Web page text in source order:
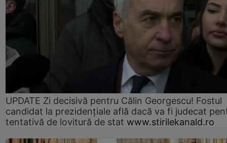
UPDATE Zi decisivă pentru Călin Georgescu! Fostul
candidat la prezidențiale află dacă va fi judecat
tentativă de lovitură de stat www.stirilekanald.ro